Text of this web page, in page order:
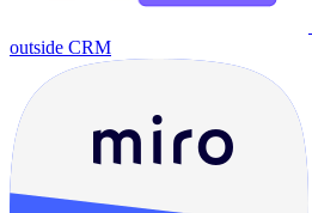
outside CRM